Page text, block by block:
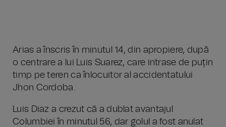
Arias a înscris în minutul 14, din apropiere, după
o centrare a lui Luis Suarez, care intrase de puțin
timp pe teren ca înlocuitor al accidentatului
Jhon Cordoba.
Luis Diaz a crezut că a dublat avantajul
Columbiei în minutul 56, dar golul a fost anulat